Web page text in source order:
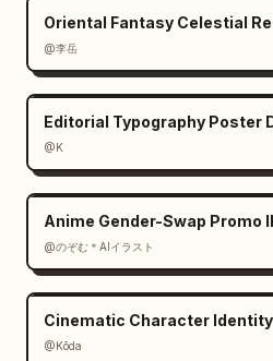
Oriental Fantasy Celestial
@李岳
Editorial Typography Poster
@K
Anime Gender-Swap Promo
@のぞむ＊AIイラスト
Cinematic Character
@Kōda